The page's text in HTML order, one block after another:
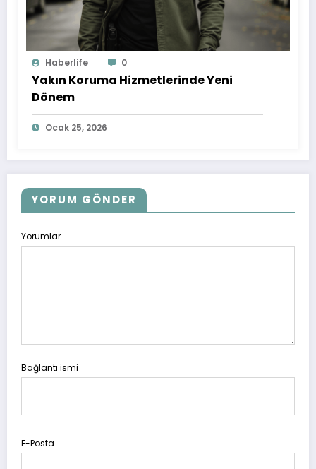
Haberlife 0
Yakın Koruma Hizmetlerinde Yeni
Dönem
Ocak 25, 2026
YORUM GÖNDER
Yorumlar
Bağlantı ismi
E-Posta